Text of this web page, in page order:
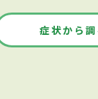
症状から調